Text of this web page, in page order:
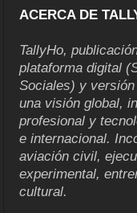
ACERCA DE
TallyHo,
plataforma digital
Sociales) y
una visión global,
profesional y
e internacional.
aviación civil,
experimental,
cultural.